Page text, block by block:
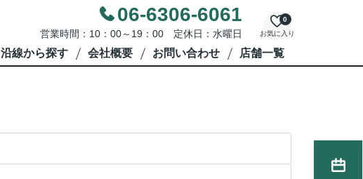
06-6306-6061
営業時間：10：00～19：00 定休日：水曜日 お気に入り
0
沿線から探す 会社概要 お問い合わせ 店舗一覧